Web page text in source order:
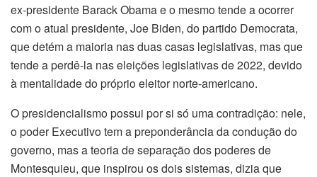
ex-presidente Barack Obama e o mesmo tende a ocorrer
com o atual presidente, Joe Biden, do partido Democrata,
que detém a maioria nas duas casas legislativas, mas que
tende a perdê-la nas eleições legislativas de 2022, devido
à mentalidade do próprio eleitor norte-americano.
O presidencialismo possui por si só uma contradição: nele,
o poder Executivo tem a preponderância da condução do
governo, mas a teoria de separação dos poderes de
Montesquieu, que inspirou os dois sistemas, dizia que